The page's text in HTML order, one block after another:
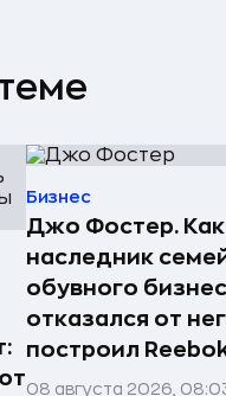
Бизнес
Джо Фостер. Как
наследник
обувного
отказался от
построил
08 августа 2026,